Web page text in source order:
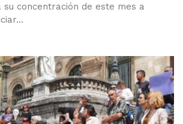
su concentración de este mes a